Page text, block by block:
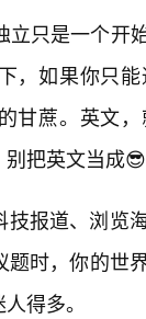
立只是一个开
，如果你只
甘蔗。英文
把英文当成😎
报道、浏览
时，你的世
得多。